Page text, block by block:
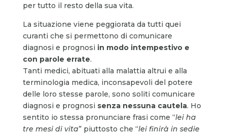
per tutto il resto della sua vita.
La situazione viene peggiorata da tutti quei
curanti che si permettono di comunicare
diagnosi e prognosi in modo intempestivo e
con parole errate.
Tanti medici, abituati alla malattia altrui e alla
terminologia medica, inconsapevoli del potere
delle loro stesse parole, sono soliti comunicare
diagnosi e prognosi senza nessuna cautela. Ho
sentito io stessa pronunciare frasi come “lei ha
tre mesi di vita” piuttosto che “lei finirà in sedie